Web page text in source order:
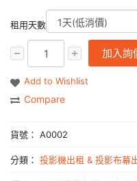
租用天數
加入詢
Add to Wishlist
Compare
貨號： A0002
分類： 投影機出租 & 投影布幕